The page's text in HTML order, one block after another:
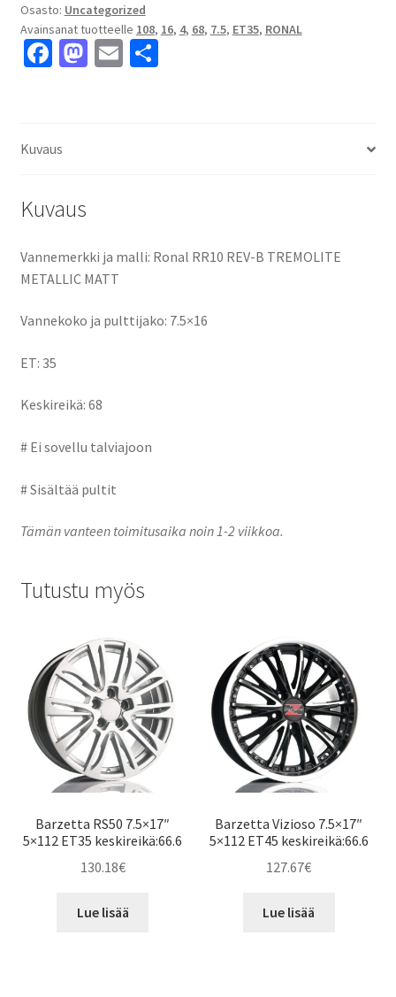
METALLIC
MATT
7.5x16"
määrä
Osasto: Uncategorized
Avainsanat tuotteelle 108, 16, 4, 68, 7.5, ET35, RONAL
Fa
o
M E S
Kuvaus
Kuvaus
Vannemerkki ja malli: Ronal RR10 REV-B TREMOLITE
METALLIC MATT
Vannekoko ja pulttijako: 7.5×16
ET: 35
Keskireikä: 68
# Ei sovellu talviajoon
# Sisältää pultit
Tämän vanteen toimitusaika noin 1-2 viikkoa.
Tutustu myös
Barzetta RS50 7.5×17″
5×112 ET35 keskireikä:66.6
130.18€
Lue lisää
Barzetta Vizioso 7.5×17″
5×112 ET45 keskireikä:66.6
127.67€
Lue lisää